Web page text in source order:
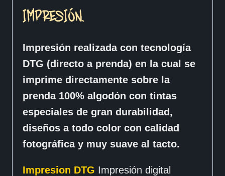
IMPRESIÓN.
Impresión realizada con tecnología
DTG (directo a prenda) en la cual se
imprime directamente sobre la
prenda 100% algodón con tintas
especiales de gran durabilidad,
diseños a todo color con calidad
fotográfica y muy suave al tacto.
Impresion DTG Impresión digital